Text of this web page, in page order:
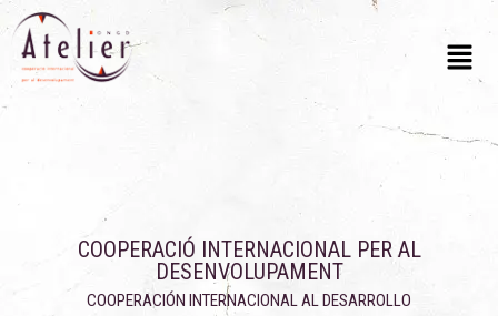
COOPERACIÓ INTERNACIONAL PER AL
DESENVOLUPAMENT
COOPERACIÓN INTERNACIONAL AL DESARROLLO